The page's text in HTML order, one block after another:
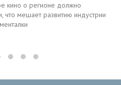
кино о регионе должно
что мешает развитию индустрии